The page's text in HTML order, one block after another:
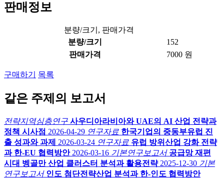
판매정보
분량/크기, 판매가격
분량/크기
152
판매가격
7000 원
구매하기 목록
같은 주제의 보고서
전략지역심층연구 사우디아라비아와 UAE의 AI 산업 전략과
정책 시사점 2026-04-29 연구자료 한국기업의 중동부유럽 진
출 성과와 과제
2026-03-24 연구자료 유럽 방위산업 강화 전략
과 한-EU 협력방안 2026-03-16 기본연구보고서 공급망 재편
시대 벵골만 산업 클러스터 분석과 활용전략 2025-12-30 기본
연구보고서 인도 첨단전략산업 분석과 한-인도 협력방안